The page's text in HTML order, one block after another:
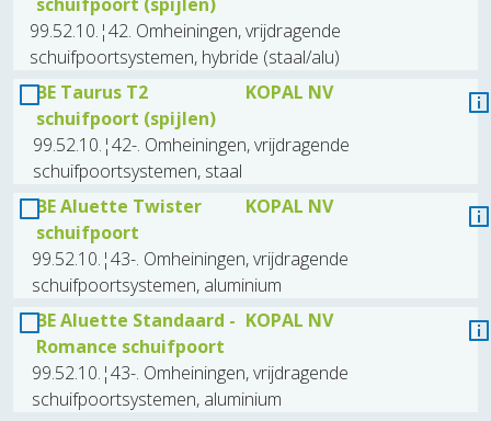
99.52.10.¦42. Omheiningen, vrijdragende
schuifpoortsystemen, hybride (staal/alu)
BE Taurus T2
schuifpoort (spijlen)
KOPAL NV
99.52.10.¦42-. Omheiningen, vrijdragende
schuifpoortsystemen, staal
BE Aluette Twister
schuifpoort
KOPAL NV
99.52.10.¦43-. Omheiningen, vrijdragende
schuifpoortsystemen, aluminium
BE Aluette Standaard -
Romance schuifpoort
KOPAL NV
99.52.10.¦43-. Omheiningen, vrijdragende
schuifpoortsystemen, aluminium